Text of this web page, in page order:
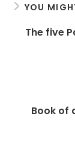
YOU
The five
Book of